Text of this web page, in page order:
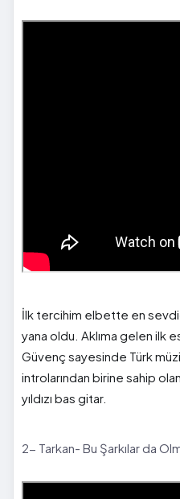
İlk tercihim elbette en
yana oldu. Aklıma gelen ilk
Güvenç sayesinde Türk
introlarından birine sahip
yıldızı bas gitar.
2- Tarkan- Bu Şarkılar da